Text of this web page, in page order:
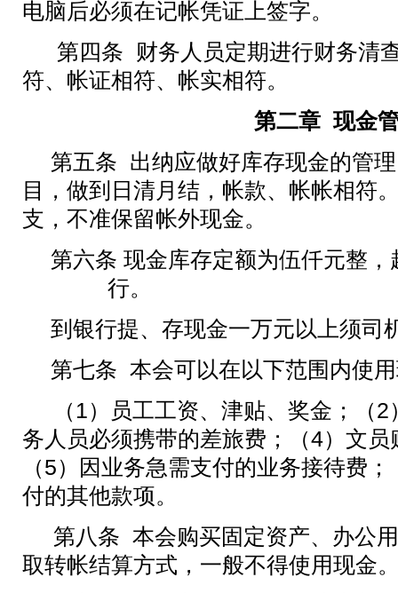
电脑后必须在记帐凭证上签字。
第四条 财务人员定期进行财务清
符、帐证相符、帐实相符。
第二章 现金
第五条 出纳应做好库存现金的管
目，做到日清月结，帐款、帐帐相符
支，不准保留帐外现金。
第六条 现金库存定额为伍仟元整
行。
到银行提、存现金一万元以上须司
第七条 本会可以在以下范围内使
（1）员工工资、津贴、奖金；（
务人员必须携带的差旅费；（4）文
（5）因业务急需支付的业务接待费
付的其他款项。
第八条 本会购买固定资产、办公
取转帐结算方式，一般不得使用现金